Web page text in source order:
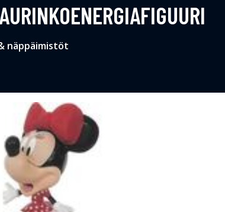
näppäimistöt